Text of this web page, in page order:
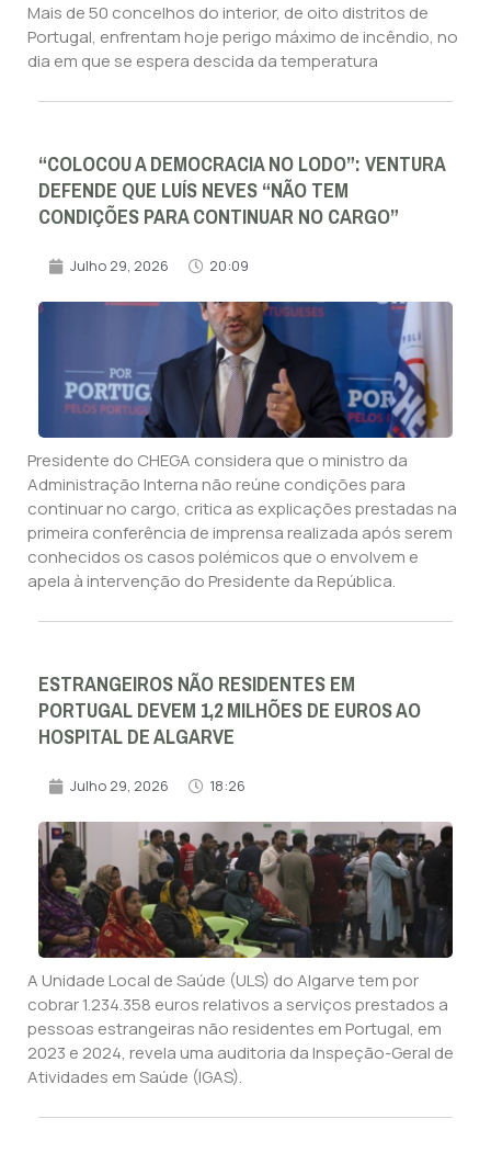
Mais de 50 concelhos do interior, de oito distritos de
Portugal, enfrentam hoje perigo máximo de incêndio, no
dia em que se espera descida da temperatura
“COLOCOU A DEMOCRACIA NO LODO”: VENTURA
DEFENDE QUE LUÍS NEVES “NÃO TEM
CONDIÇÕES PARA CONTINUAR NO CARGO”
Julho 29, 2026 20:09
Presidente do CHEGA considera que o ministro da
Administração Interna não reúne condições para
continuar no cargo, critica as explicações prestadas na
primeira conferência de imprensa realizada após serem
conhecidos os casos polémicos que o envolvem e
apela à intervenção do Presidente da República.
ESTRANGEIROS NÃO RESIDENTES EM
PORTUGAL DEVEM 1,2 MILHÕES DE EUROS AO
HOSPITAL DE ALGARVE
Julho 29, 2026 18:26
A Unidade Local de Saúde (ULS) do Algarve tem por
cobrar 1.234.358 euros relativos a serviços prestados a
pessoas estrangeiras não residentes em Portugal, em
2023 e 2024, revela uma auditoria da Inspeção-Geral de
Atividades em Saúde (IGAS).